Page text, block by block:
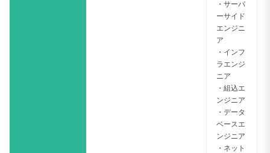
・サーバ
ーサイド
エンジニ
ア
・インフ
ラエンジ
ニア
・組込エ
ンジニア
・データ
ベースエ
ンジニア
・ネット